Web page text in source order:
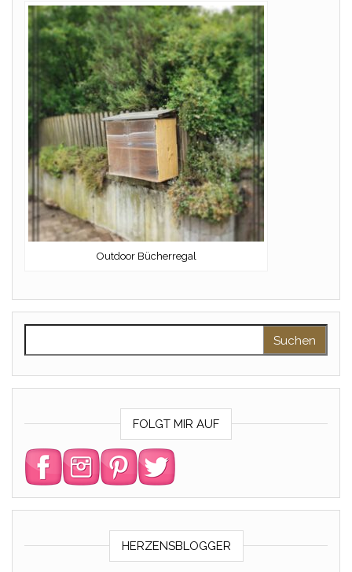
Outdoor Bücherregal
FOLGT MIR AUF
HERZENSBLOGGER